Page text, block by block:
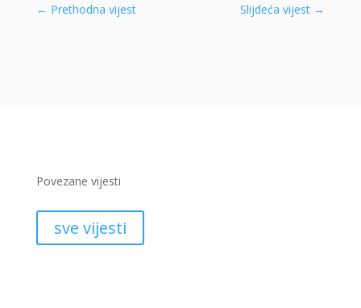
← Prethodna vijest Slijdeća vijest →
Povezane vijesti
sve vijesti